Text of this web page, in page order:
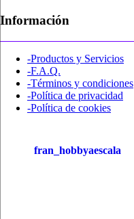
Información
-Productos y Servicios
-F.A.Q.
-Términos y condiciones
-Política de privacidad
-Política de cookies
fran_hobbyaescala